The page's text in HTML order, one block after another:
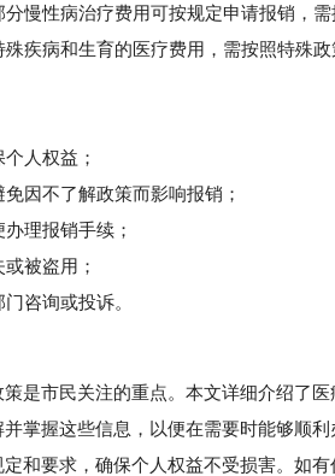
性病治疗费用可按规定申请报销，需
病和生育的医疗费用，需按照特殊政
人权益；
因不了解政策而影响报销；
理报销手续；
被盗用；
咨询或投诉。
市民关注的重点。本文详细介绍了医
掌握这些信息，以便在需要时能够顺
和要求，确保个人权益不受损害。如